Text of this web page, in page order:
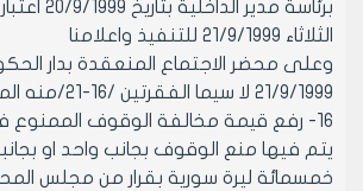
برئاسة مدير
الثلاثاء 21/9/1999 للتنفيذ واعلامنا
وعلى محضر الاجتماع المنعقدة بدار
21/9/1999 لا سيما الفقرتين /16-21/منه المتضمنين:
16- رفع قيمة مخالفة الوقوف الممنوع
يتم فيها منع الوقوف بجانب واحد او
خمسمائة ليرة سورية بقرار من مجلس